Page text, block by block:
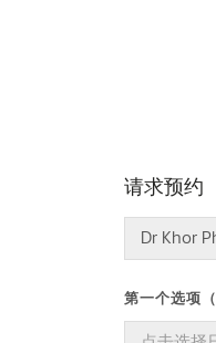
请求预约
第一个选项（